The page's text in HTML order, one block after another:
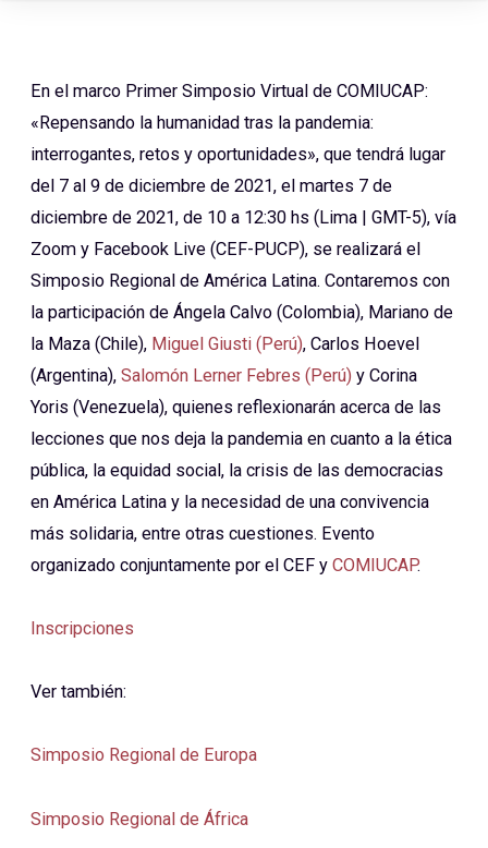
En el marco Primer Simposio Virtual de COMIUCAP:
«Repensando la humanidad tras la pandemia:
interrogantes, retos y oportunidades», que tendrá lugar
del 7 al 9 de diciembre de 2021, el martes 7 de
diciembre de 2021, de 10 a 12:30 hs (Lima | GMT-5), vía
Zoom y Facebook Live (CEF-PUCP), se realizará el
Simposio Regional de América Latina. Contaremos con
la participación de Ángela Calvo (Colombia), Mariano de
la Maza (Chile), Miguel Giusti (Perú), Carlos Hoevel
(Argentina), Salomón Lerner Febres (Perú) y Corina
Yoris (Venezuela), quienes reflexionarán acerca de las
lecciones que nos deja la pandemia en cuanto a la ética
pública, la equidad social, la crisis de las democracias
en América Latina y la necesidad de una convivencia
más solidaria, entre otras cuestiones. Evento
organizado conjuntamente por el CEF y COMIUCAP.
Inscripciones
Ver también:
Simposio Regional de Europa
Simposio Regional de África